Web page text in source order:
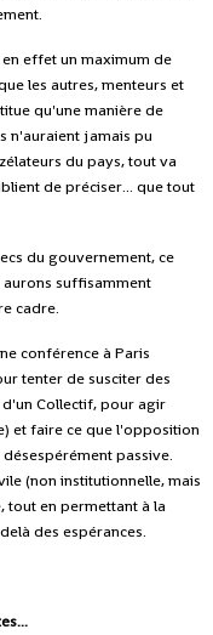
effet un maximum de
les autres, menteurs et
qu'une manière de
n'auraient jamais pu
du pays, tout va
de préciser... que tout
du gouvernement, ce
suffisamment
cadre.
conférence à Paris
tenter de susciter des
Collectif, pour agir
et faire ce que l'opposition
passive.
(non institutionnelle, mais
tout en permettant à la
des espérances.